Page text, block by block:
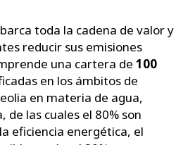
toda la cadena de valor y
reducir sus emisiones
una cartera de 100
en los ámbitos de
en materia de agua,
de las cuales el 80% son
eficiencia energética, el